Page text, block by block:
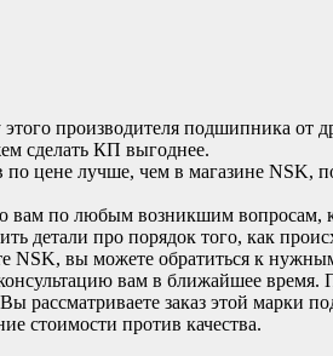
производителя подшипника от
сделать КП выгоднее.
цене лучше, чем в магазине NSK,
вам по любым возникшим вопросам,
детали про порядок того, как
NSK, вы можете обратиться к
вам в ближайшее время.
рассматриваете заказ этой марки
стоимости против качества.